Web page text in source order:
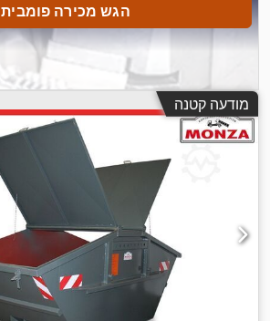
הגש מכירה פומבית
מודעה קטנה